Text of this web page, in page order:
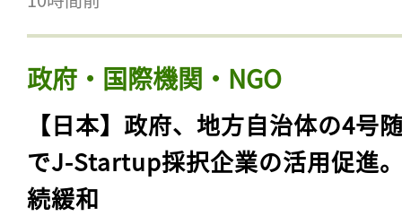
政府・国際機関・NGO
【日本】政府、地方自治体の4号
でJ-Startup採択企業の活用促進
続緩和